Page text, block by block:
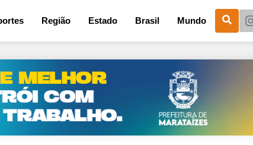
Região Estado Brasil Mundo